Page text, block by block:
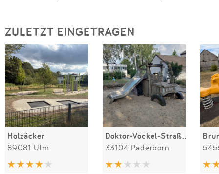
ZULETZT EINGETRAGEN
Holzäcker
89081 Ulm
Doktor-Vockel-Straße 15
33104 Paderborn